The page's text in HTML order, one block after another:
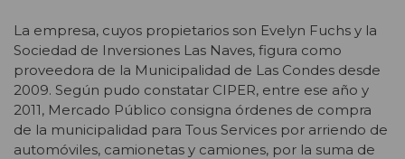
La empresa, cuyos propietarios son Evelyn Fuchs y la
Sociedad de Inversiones Las Naves, figura como
proveedora de la Municipalidad de Las Condes desde
2009. Según pudo constatar CIPER, entre ese año y
2011, Mercado Público consigna órdenes de compra
de la municipalidad para Tous Services por arriendo de
automóviles, camionetas y camiones, por la suma de